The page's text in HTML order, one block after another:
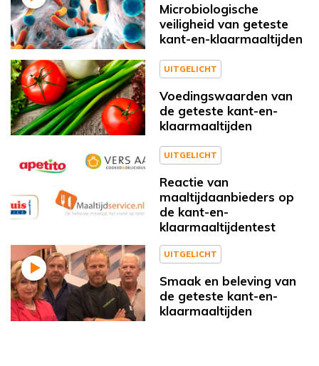
Microbiologische
veiligheid van geteste
kant-en-klaarmaaltijden
UITGELICHT
Voedingswaarden van
de geteste kant-en-
klaarmaaltijden
UITGELICHT
Reactie van
maaltijdaanbieders op
de kant-en-
klaarmaaltijdentest
UITGELICHT
Smaak en beleving van
de geteste kant-en-
klaarmaaltijden